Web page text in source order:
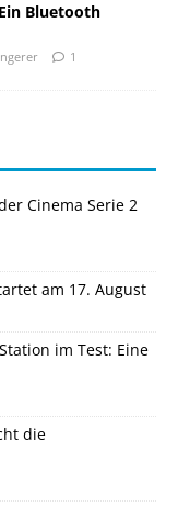
Bluetooth
1
Cinema Serie 2
am 17. August
im Test: Eine
die